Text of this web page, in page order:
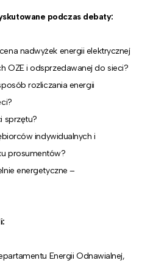
podczas debaty:
nadwyżek energii elektrycznej
OZE i odsprzedawanej do sieci?
rozliczania energii
sprzętu?
indywidualnych i
prosumentów?
energetyczne –
Energii Odnawialnej,